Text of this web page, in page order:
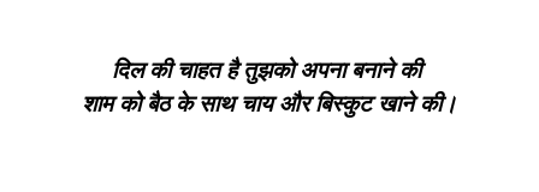
दिल की चाहत है तुझको अपना बनाने की
शाम को बैठ के साथ चाय और बिस्कुट खाने की।